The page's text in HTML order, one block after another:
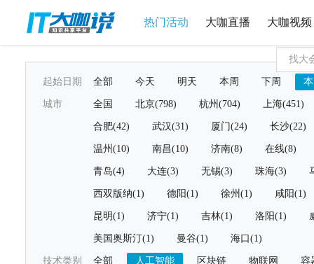
热门活动 大咖直播 大咖视频
起始日期 全部 今天 明天 本周 下周
城市 全国 北京(798) 杭州(704) 上海(451)
合肥(42) 武汉(31) 厦门(24) 长沙(22)
温州(10) 南昌(10) 济南(8) 在线(8)
青岛(4) 大连(3) 无锡(3) 珠海(3)
西双版纳(1) 德阳(1) 徐州(1) 咸阳(1)
昆明(1) 济宁(1) 吉林(1) 洛阳(1)
美国奥斯汀(1) 曼谷(1) 海口(1)
技术类别 全部 人工智能 区块链 物联网 容